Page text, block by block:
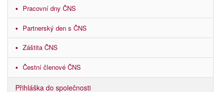
Pracovní dny ČNS
Partnerský den s ČNS
Záštita ČNS
Čestní členové ČNS
Přihláška do společnosti